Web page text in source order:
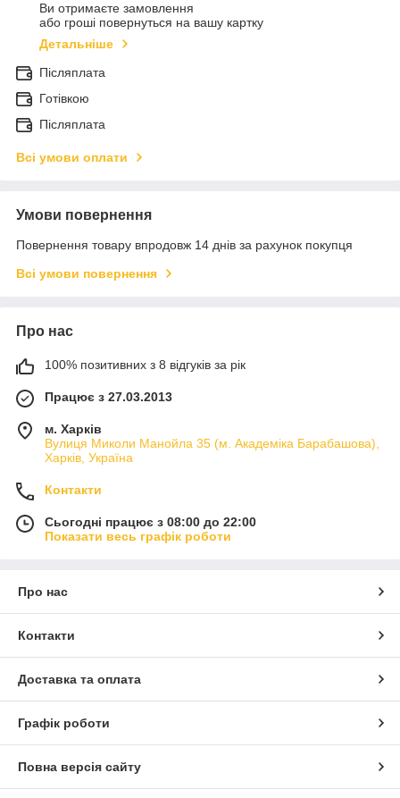
Ви отримаєте замовлення
або гроші повернуться на вашу картку
Детальніше
Післяплата
Готівкою
Післяплата
Всі умови оплати
Умови повернення
Повернення товару впродовж 14 днів за рахунок покупця
Всі умови повернення
Про нас
100% позитивних з 8 відгуків за рік
Працює з 27.03.2013
м. Харків
Вулиця Миколи Манойла 35 (м. Академіка Барабашова),
Харків, Україна
Контакти
Сьогодні працює з 08:00 до 22:00
Показати весь графік роботи
Про нас
Контакти
Доставка та оплата
Графік роботи
Повна версія сайту